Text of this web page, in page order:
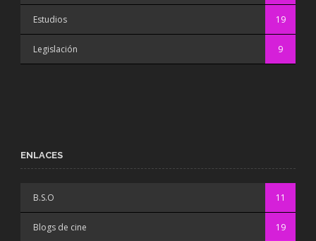
Estudios 19
Legislación 9
ENLACES
B.S.O 11
Blogs de cine 19